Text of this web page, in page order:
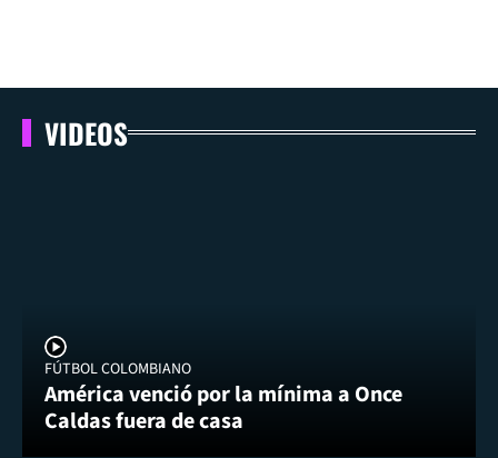
VIDEOS
FÚTBOL COLOMBIANO
América venció por la mínima a Once
Caldas fuera de casa